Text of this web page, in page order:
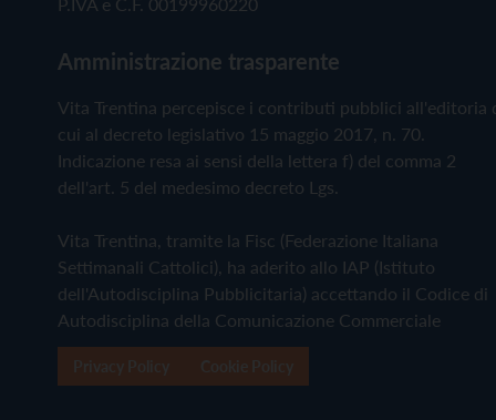
Amministrazione trasparente
Vita Trentina percepisce i contributi pubblici all'editoria
cui al decreto legislativo 15 maggio 2017, n. 70.
Indicazione resa ai sensi della lettera f) del comma 2
dell'art. 5 del medesimo decreto Lgs.
Vita Trentina, tramite la Fisc (Federazione Italiana
Settimanali Cattolici), ha aderito allo IAP (Istituto
dell'Autodisciplina Pubblicitaria) accettando il Codice di
Autodisciplina della Comunicazione Commerciale